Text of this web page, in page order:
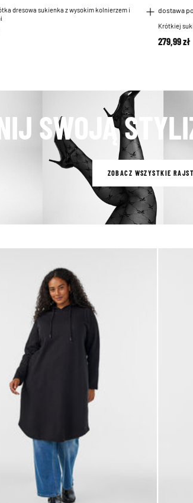
dresowa sukienka z wysokim kolnierzem i
dostawa
Krótkiej
279,99 zł
SWOJĄ
ZOBACZ WSZYSTKIE